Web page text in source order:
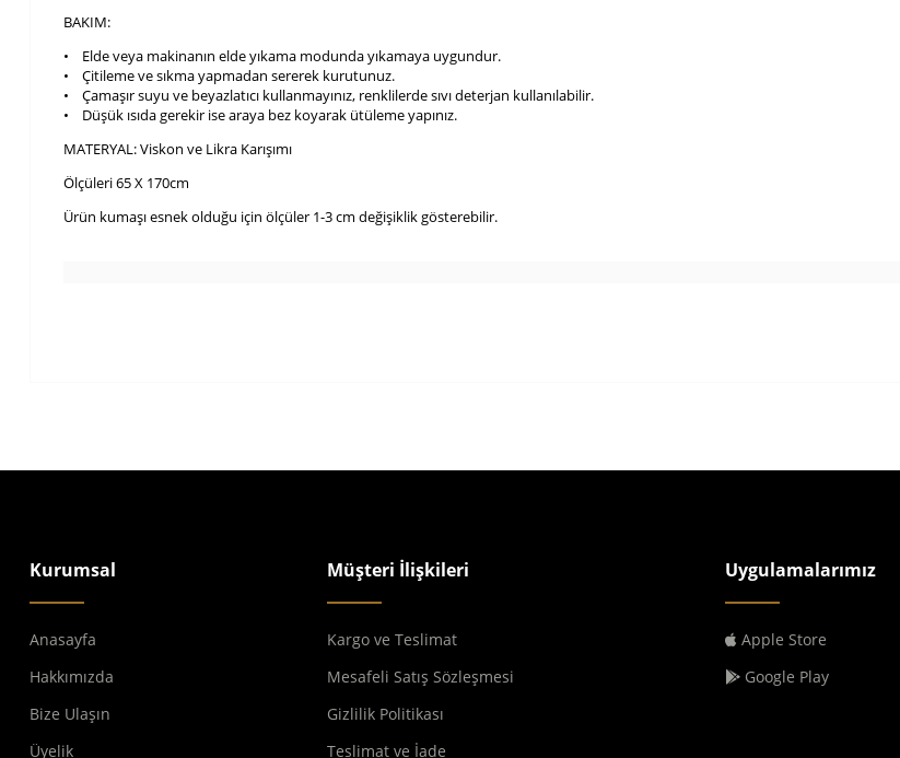
BAKIM:
• Elde veya makinanın elde yıkama modunda yıkamaya uygundur.
• Çitileme ve sıkma yapmadan sererek kurutunuz.
• Çamaşır suyu ve beyazlatıcı kullanmayınız, renklilerde sıvı deterjan kullanılabilir.
• Düşük ısıda gerekir ise araya bez koyarak ütüleme yapınız.
MATERYAL: Viskon ve Likra Karışımı
Ölçüleri 65 X 170cm
Ürün kumaşı esnek olduğu için ölçüler 1-3 cm değişiklik gösterebilir.
Kurumsal
Anasayfa
Hakkımızda
Bize Ulaşın
Üyelik
Müşteri İlişkileri
Kargo ve Teslimat
Mesafeli Satış Sözleşmesi
Gizlilik Politikası
Teslimat ve İade
Uygulamalarımız
Apple Store
Google Play